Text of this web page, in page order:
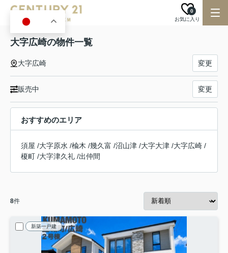
お気に入り
0
大字広崎の物件一覧
大字広崎 変更
販売中 変更
おすすめのエリア
須屋 /大字原水 /楡木 /幾久富 /沼山津 /大字大津 /大字広崎 /
榎町 /大字津久礼 /出仲間
8件
新築一戸建